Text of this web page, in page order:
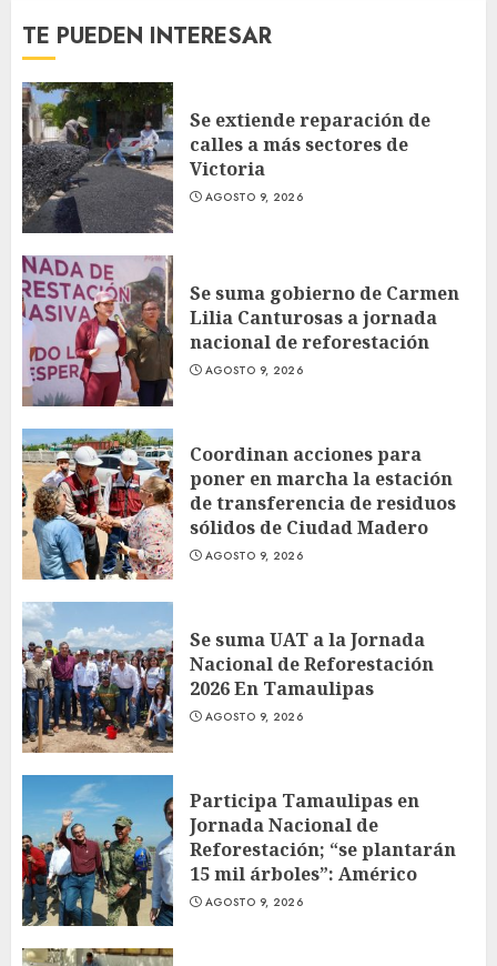
TE PUEDEN INTERESAR
Se extiende reparación de
calles a más sectores de
Victoria
AGOSTO 9, 2026
Se suma gobierno de Carmen
Lilia Canturosas a jornada
nacional de reforestación
AGOSTO 9, 2026
Coordinan acciones para
poner en marcha la estación
de transferencia de residuos
sólidos de Ciudad Madero
AGOSTO 9, 2026
Se suma UAT a la Jornada
Nacional de Reforestación
2026 En Tamaulipas
AGOSTO 9, 2026
Participa Tamaulipas en
Jornada Nacional de
Reforestación; “se plantarán
15 mil árboles”: Américo
AGOSTO 9, 2026